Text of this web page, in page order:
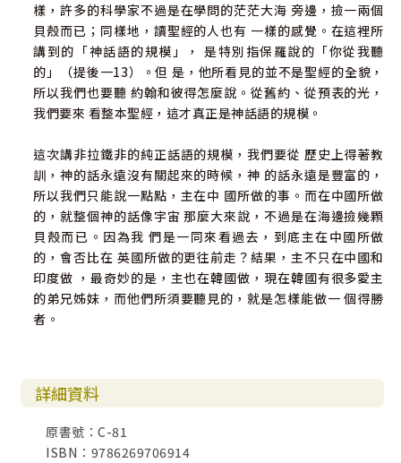
樣，許多的科學家不過是在學問的茫茫大海 旁邊，撿一兩個
貝殼而已；同樣地，讀聖經的人也有 一樣的感覺。在這裡所
講到的「神話語的規模」， 是特別指保羅說的「你從我聽
的」（提後一13）。但 是，他所看見的並不是聖經的全貌，
所以我們也要聽 約翰和彼得怎麼說。從舊約、從預表的光，
我們要來 看整本聖經，這才真正是神話語的規模。
這次講非拉鐵非的純正話語的規模，我們要從 歷史上得著教
訓，神的話永遠沒有關起來的時候，神 的話永遠是豐富的，
所以我們只能說一點點，主在中 國所做的事。而在中國所做
的，就整個神的話像宇宙 那麼大來說，不過是在海邊撿幾顆
貝殼而已。因為我 們是一同來看過去，到底主在中國所做
的，會否比在 英國所做的更往前走？結果，主不只在中國和
印度做 ，最奇妙的是，主也在韓國做，現在韓國有很多愛主
的弟兄姊妹，而他們所須要聽見的，就是怎樣能做一 個得勝
者。
詳細資料
原書號：C-81
ISBN：9786269706914